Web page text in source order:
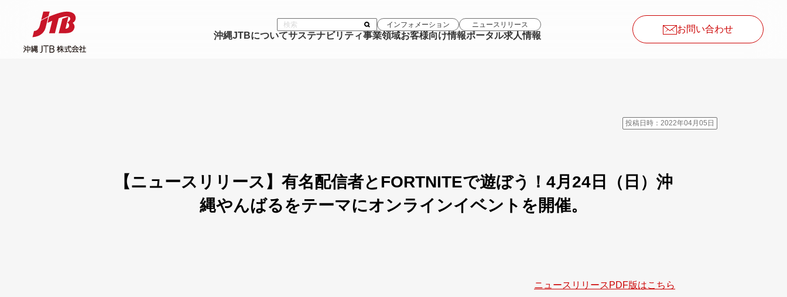
インフォメーション ニュースリリース
沖縄JTBについてサステナビリティ事業領域お客様向け情報ポータル求人情報
お問い合わせ
投稿日時：2022年04月05日
【ニュースリリース】有名配信者とFORTNITEで遊ぼう！4月24日（日）沖
縄やんばるをテーマにオンラインイベントを開催。
ニュースリリースPDF版はこちら